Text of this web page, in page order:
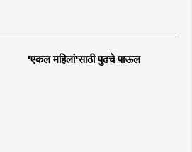
'एकल महिलां'साठी पुढचे पाऊल